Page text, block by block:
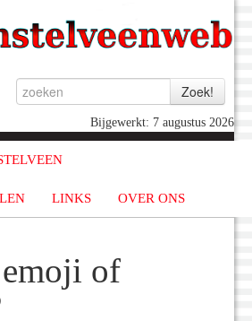
Bijgewerkt: 7 augustus 2026
LINKS OVER ONS
of